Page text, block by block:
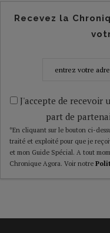
Recevez la
J'accepte de recevoir
part de
*En cliquant sur le bouton ci-
traité et exploité pour que je
et mon Guide Spécial. A tout
Chronique Agora. Voir notre